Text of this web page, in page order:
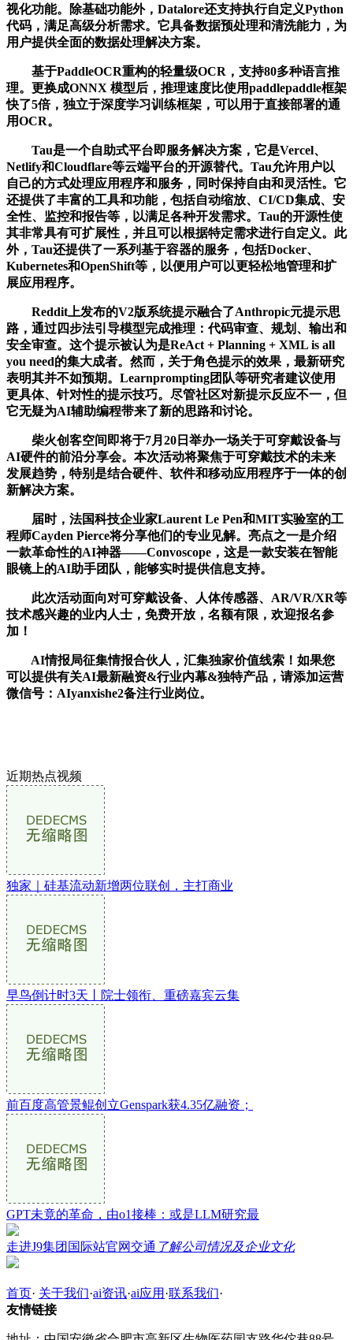
视化功能。除基础功能外，Datalore还支持执行自定义Python
代码，满足高级分析需求。它具备数据预处理和清洗能力，为
用户提供全面的数据处理解决方案。
基于PaddleOCR重构的轻量级OCR，支持80多种语言推
理。更换成ONNX 模型后，推理速度比使用paddlepaddle框架
快了5倍，独立于深度学习训练框架，可以用于直接部署的通
用OCR。
Tau是一个自助式平台即服务解决方案，它是Vercel、
Netlify和Cloudflare等云端平台的开源替代。Tau允许用户以
自己的方式处理应用程序和服务，同时保持自由和灵活性。它
还提供了丰富的工具和功能，包括自动缩放、CI/CD集成、安
全性、监控和报告等，以满足各种开发需求。Tau的开源性使
其非常具有可扩展性，并且可以根据特定需求进行自定义。此
外，Tau还提供了一系列基于容器的服务，包括Docker、
Kubernetes和OpenShift等，以便用户可以更轻松地管理和扩
展应用程序。
Reddit上发布的V2版系统提示融合了Anthropic元提示思
路，通过四步法引导模型完成推理：代码审查、规划、输出和
安全审查。这个提示被认为是ReAct + Planning + XML is all
you need的集大成者。然而，关于角色提示的效果，最新研究
表明其并不如预期。Learnprompting团队等研究者建议使用
更具体、针对性的提示技巧。尽管社区对新提示反应不一，但
它无疑为AI辅助编程带来了新的思路和讨论。
柴火创客空间即将于7月20日举办一场关于可穿戴设备与
AI硬件的前沿分享会。本次活动将聚焦于可穿戴技术的未来
发展趋势，特别是结合硬件、软件和移动应用程序于一体的创
新解决方案。
届时，法国科技企业家Laurent Le Pen和MIT实验室的工
程师Cayden Pierce将分享他们的专业见解。亮点之一是介绍
一款革命性的AI神器——Convoscope，这是一款安装在智能
眼镜上的AI助手团队，能够实时提供信息支持。
此次活动面向对可穿戴设备、人体传感器、AR/VR/XR等
技术感兴趣的业内人士，免费开放，名额有限，欢迎报名参
加！
AI情报局征集情报合伙人，汇集独家价值线索！如果您
可以提供有关AI最新融资&行业内幕&独特产品，请添加运营
微信号：AIyanxishe2备注行业岗位。
近期热点视频
独家｜硅基流动新增两位联创，主打商业
早鸟倒计时3天丨院士领衔、重磅嘉宾云集
前百度高管景鲲创立Genspark获4.35亿融资；
GPT未竟的革命，由o1接棒：或是LLM研究最
走进J9集团国际站官网交通 了解公司情况及企业文化
首页· 关于我们·ai资讯·ai应用 ·联系我们·
友情链接